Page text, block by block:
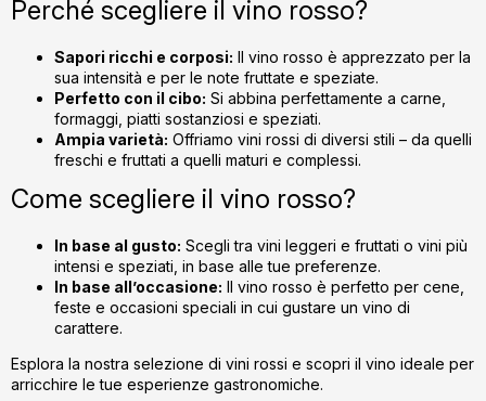
s
t
ă
r
i
l
o
Perché scegliere il vino rosso?
Sapori ricchi e corposi: Il vino rosso è apprezzato per la
sua intensità e per le note fruttate e speziate.
Perfetto con il cibo: Si abbina perfettamente a carne,
formaggi, piatti sostanziosi e speziati.
Ampia varietà: Offriamo vini rossi di diversi stili – da quelli
freschi e fruttati a quelli maturi e complessi.
Come scegliere il vino rosso?
In base al gusto: Scegli tra vini leggeri e fruttati o vini più
intensi e speziati, in base alle tue preferenze.
In base all’occasione: Il vino rosso è perfetto per cene,
feste e occasioni speciali in cui gustare un vino di
carattere.
Esplora la nostra selezione di vini rossi e scopri il vino ideale per
arricchire le tue esperienze gastronomiche.